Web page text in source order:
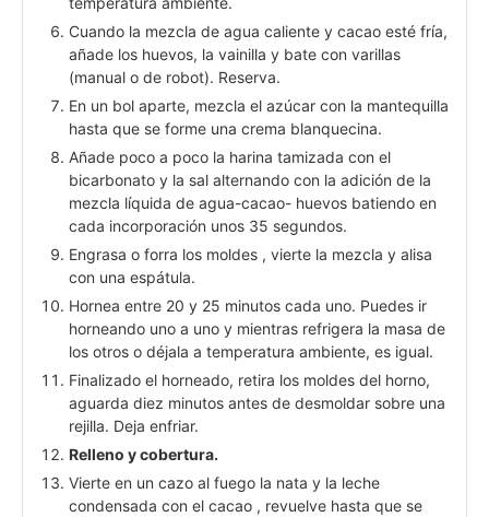
Cuando la mezcla de agua caliente y cacao esté fría,
añade los huevos, la vainilla y bate con varillas
(manual o de robot). Reserva.
En un bol aparte, mezcla el azúcar con la mantequilla
hasta que se forme una crema blanquecina.
Añade poco a poco la harina tamizada con el
bicarbonato y la sal alternando con la adición de la
mezcla líquida de agua-cacao- huevos batiendo en
cada incorporación unos 35 segundos.
Engrasa o forra los moldes , vierte la mezcla y alisa
con una espátula.
Hornea entre 20 y 25 minutos cada uno. Puedes ir
horneando uno a uno y mientras refrigera la masa de
los otros o déjala a temperatura ambiente, es igual.
Finalizado el horneado, retira los moldes del horno,
aguarda diez minutos antes de desmoldar sobre una
rejilla. Deja enfriar.
Relleno y cobertura.
Vierte en un cazo al fuego la nata y la leche
condensada con el cacao , revuelve hasta que se